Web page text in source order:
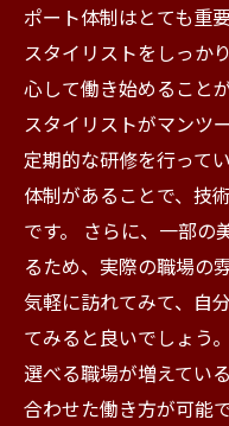
ポート体制はとても重
スタイリストをしっか
心して働き始めること
スタイリストがマンツ
定期的な研修を行って
体制があることで、技
です。 さらに、一部の
るため、実際の職場の
気軽に訪れてみて、自
てみると良いでしょう
選べる職場が増えてい
合わせた働き方が可能